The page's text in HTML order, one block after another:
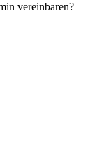
vereinbaren?